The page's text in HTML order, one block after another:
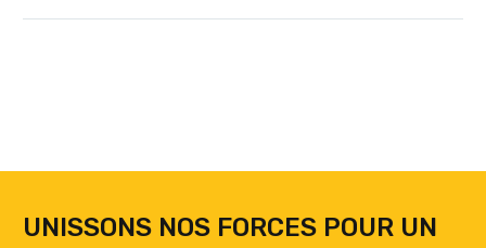
UNISSONS NOS FORCES POUR UN